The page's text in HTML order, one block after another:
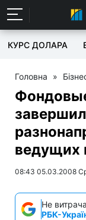
КУРС ДОЛАРА
Головна »
ведущих
08:43 05.03.2008
Не
РБК-